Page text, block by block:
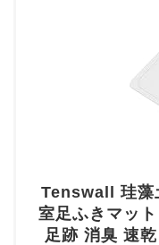
Tenswall 珪藻
室足ふきマッ
足跡 消臭 速